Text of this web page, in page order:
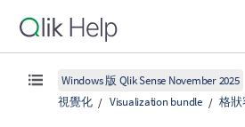
Windows 版 Qlik Sense November 2025
視覺化
Visualization bundle 格狀